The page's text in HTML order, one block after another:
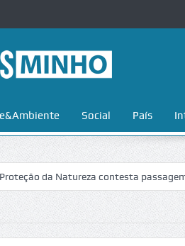
Social País
Natureza contesta passagem da